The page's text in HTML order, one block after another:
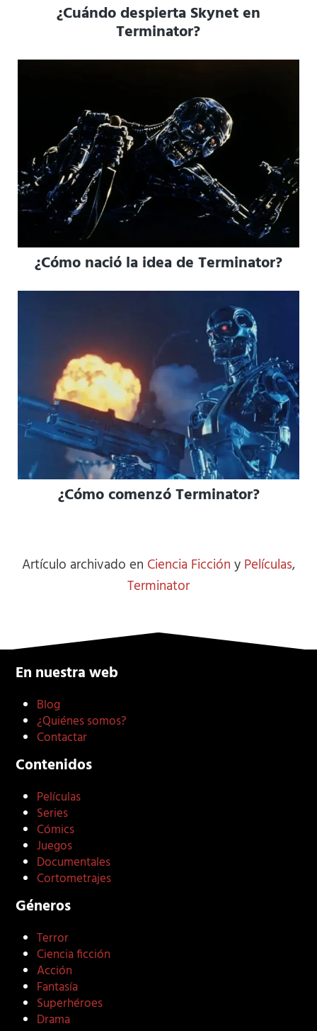
¿Cuándo despierta Skynet en
Terminator?
¿Cómo nació la idea de Terminator?
¿Cómo comenzó Terminator?
Artículo archivado en Ciencia Ficción y Películas,
Terminator
En nuestra web
Blog
¿Quiénes somos?
Contactar
Contenidos
Películas
Series
Cómics
Juegos
Documentales
Cortometrajes
Géneros
Terror
Ciencia ficción
Acción
Fantasía
Superhéroes
Drama